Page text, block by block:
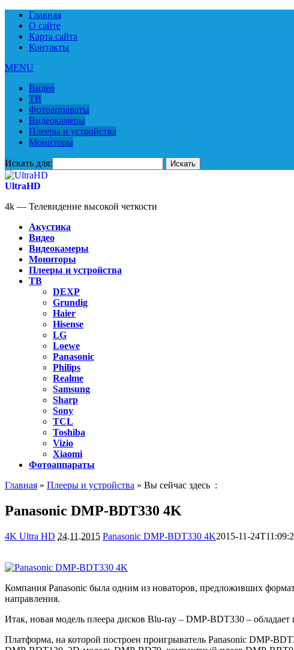
Главная
О сайте
Карта сайта
Контакты
MENU
Видео
ТВ
Фотоаппараты
Видеокамеры
Плееры и устройства
Мониторы
Искать для:
UltraHD
4k — Телевидение высокой четкости
Акустика
Видео
Видеокамеры
Мониторы
Плееры и устройства
ТВ
DEXP
Grundig
Haier
Hisense
LG
Loewe
Panasonic
Philips
Realme
Samsung
Sharp
Sony
TCL
Toshiba
Vizio
Xiaomi
Фотоаппараты
Главная » Плееры и устройства » Вы сейчас здесь :
Panasonic DMP-BDT330 4K
4K Ultra HD 24.11.2015 Panasonic DMP-BDT330 4K2015-11-
Компания Panasonic была одним из новаторов, предложивших
направления.
Итак, новая модель плеера дисков Blu-ray – DMP-BDT330 –
Платформа, на которой построен проигрыватель Panasonic DMP-